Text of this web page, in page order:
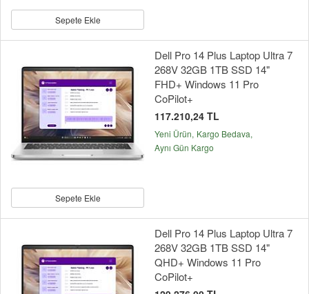
Sepete Ekle
Sepete Ekle
Dell Pro 14 Plus Laptop Ultra 7
268V 32GB 1TB SSD 14"
FHD+ Windows 11 Pro
CoPilot+
117.210,24 TL
Yeni Ürün Kargo Bedava
Aynı Gün Kargo
Dell Pro 14 Plus Laptop Ultra 7
268V 32GB 1TB SSD 14"
QHD+ Windows 11 Pro
CoPilot+